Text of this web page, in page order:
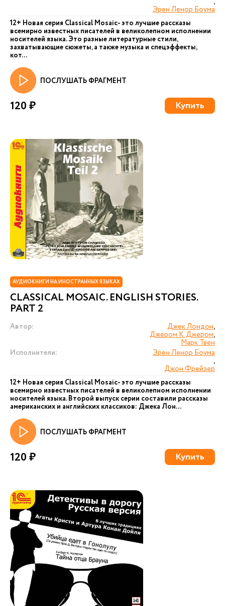
Эрен Ленор Боума
12+ Новая серия Сlassical Mosaic- это лучшие рассказы
всемирно известных писателей в великолепном исполнении
носителей языка. Это разные литературные стили,
захватывающие сюжеты, а также музыка и спецэффекты,
кот...
ПОСЛУШАТЬ ФРАГМЕНТ
120 ₽ Купить
АУДИОКНИГИ НА ИНОСТРАННЫХ ЯЗЫКАХ
CLASSICAL MOSAIC. ENGLISH STORIES.
PART 2
Автор: Джек Лондон,
Джером К. Джером,
Марк Твен
Исполнители:
Эрен Ленор Боума
,
Джон Фрейзер
12+ Новая серия Сlassical Mosaic- это лучшие рассказы
всемирно известных писателей в великолепном исполнении
носителей языка. Второй выпуск серии составили рассказы
американских и английских классиков: Джека Лон...
ПОСЛУШАТЬ ФРАГМЕНТ
120 ₽ Купить